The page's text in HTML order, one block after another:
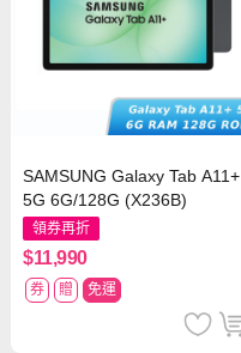
SAMSUNG Galaxy Tab A11+
5G 6G/128G (X236B)
領券再折
$11,990
券 贈 免運